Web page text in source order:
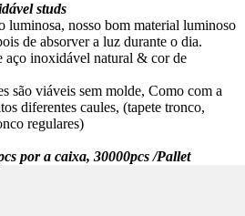
studs
luminosa, nosso bom material luminoso
de absorver a luz durante o dia.
aço inoxidável natural & cor de
são viáveis sem molde, Como com a
diferentes caules, (tapete tronco,
regulares)
por a caixa, 30000pcs /Pallet